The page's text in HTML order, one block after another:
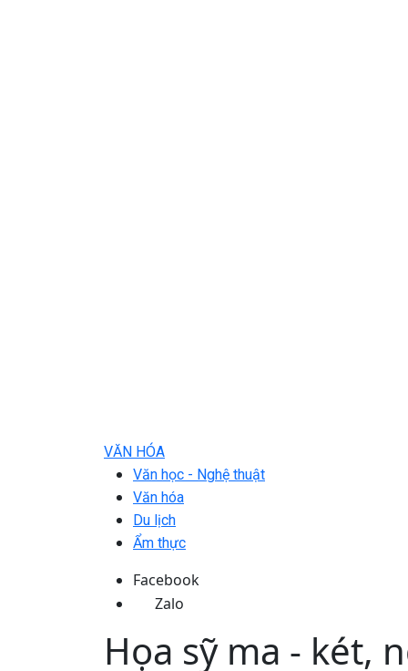
VĂN HÓA
Văn học - Nghệ thuật
Văn hóa
Du lịch
Ẩm thực
Facebook
Zalo
Họa sỹ ma - két,